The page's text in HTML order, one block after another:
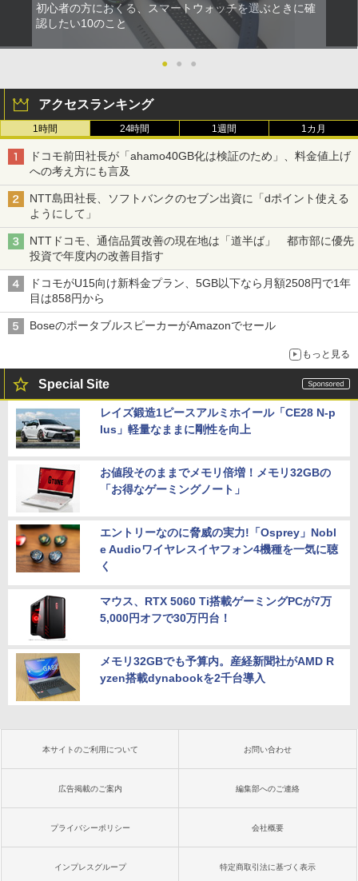
初心者の方におくる、スマートウォッチを選ぶときに確
認したい10のこと
● ● ●
アクセスランキング
1時間 24時間 1週間 1カ月
ドコモ前田社長が「ahamo40GB化は検証のため」、料金値上げ
への考え方にも言及
NTT島田社長、ソフトバンクのセブン出資に「dポイント使える
ようにして」
NTTドコモ、通信品質改善の現在地は「道半ば」 都市部に優先
投資で年度内の改善目指す
ドコモがU15向け新料金プラン、5GB以下なら月額2508円で1年
目は858円から
BoseのポータブルスピーカーがAmazonでセール
もっと見る
Special Site
レイズ鍛造1ピースアルミホイール「CE28 N-p
lus」軽量なままに剛性を向上
お値段そのままでメモリ倍増！メモリ32GBの
「お得なゲーミングノート」
エントリーなのに脅威の実力!「Osprey」Nobl
e Audioワイヤレスイヤフォン4機種を一気に聴
く
マウス、RTX 5060 Ti搭載ゲーミングPCが7万
5,000円オフで30万円台！
メモリ32GBでも予算内。産経新聞社がAMD R
yzen搭載dynabookを2千台導入
本サイトのご利用について お問い合わせ
広告掲載のご案内 編集部へのご連絡
プライバシーポリシー 会社概要
インプレスグループ 特定商取引法に基づく表示